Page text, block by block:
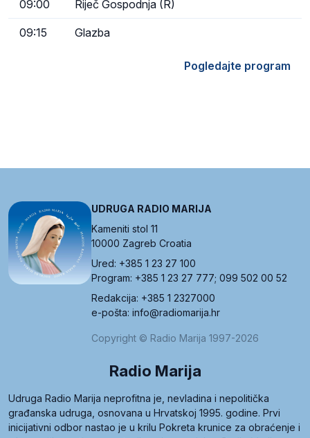
09:00 Riječ Gospodnja (R)
09:15 Glazba
Pogledajte program
UDRUGA RADIO MARIJA
Kameniti stol 11
10000 Zagreb Croatia
Ured: +385 1 23 27 100
Program: +385 1 23 27 777; 099 502 00 52
Redakcija: +385 1 2327000
e-pošta: info@radiomarija.hr
Copyright © Radio Marija 1997-2026
Radio Marija
Udruga Radio Marija neprofitna je, nevladina i nepolitička
građanska udruga, osnovana u Hrvatskoj 1995. godine. Prvi
inicijativni odbor nastao je u krilu Pokreta krunice za obraćenje i